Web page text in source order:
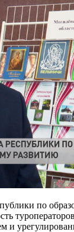
по